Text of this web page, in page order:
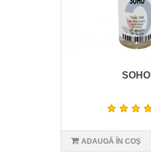
SOHO
ADAUGĂ ÎN COŞ